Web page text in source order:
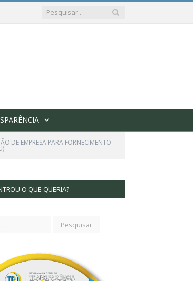
DE EMPRESA PARA FORNECIMENTO
O QUE QUERIA?